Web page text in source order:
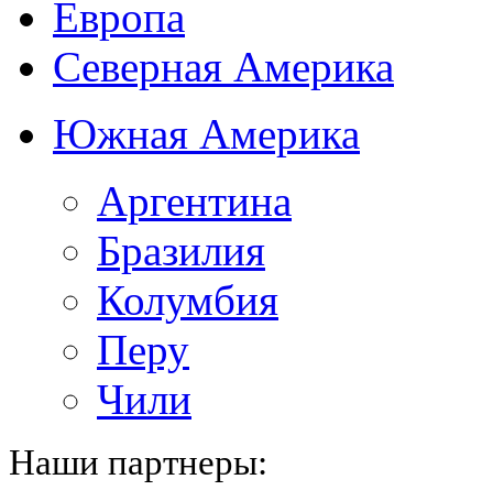
Европа
Северная Америка
Южная Америка
Аргентина
Бразилия
Колумбия
Перу
Чили
Наши партнеры: